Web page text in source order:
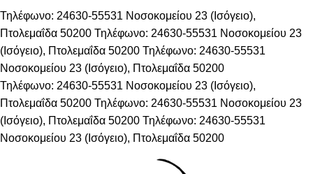
Τηλέφωνο: 24630-55531 Νοσοκομείου 23 (Ισόγειο),
Πτολεμαΐδα 50200 Τηλέφωνο: 24630-55531 Νοσοκομείου 23
(Ισόγειο), Πτολεμαΐδα 50200 Τηλέφωνο: 24630-55531
Νοσοκομείου 23 (Ισόγειο), Πτολεμαΐδα 50200
Τηλέφωνο: 24630-55531 Νοσοκομείου 23 (Ισόγειο),
Πτολεμαΐδα 50200 Τηλέφωνο: 24630-55531 Νοσοκομείου 23
(Ισόγειο), Πτολεμαΐδα 50200 Τηλέφωνο: 24630-55531
Νοσοκομείου 23 (Ισόγειο), Πτολεμαΐδα 50200